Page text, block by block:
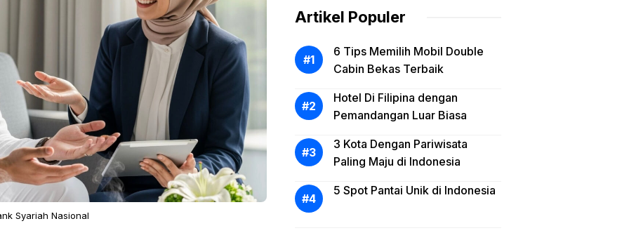
Syariah Nasional
Artikel Populer
6 Tips Memilih Mobil Double
Cabin Bekas Terbaik
Hotel Di Filipina dengan
Pemandangan Luar Biasa
3 Kota Dengan Pariwisata
Paling Maju di Indonesia
5 Spot Pantai Unik di Indonesia